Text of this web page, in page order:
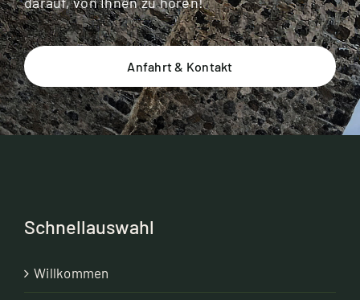
Anfahrt & Kontakt
Schnellauswahl
Willkommen